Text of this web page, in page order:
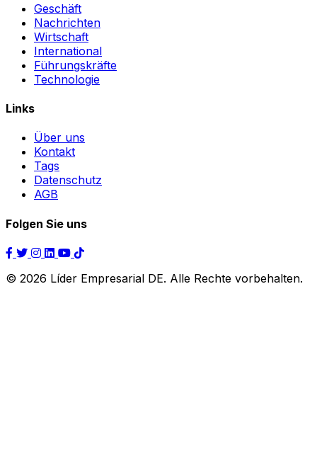
Geschäft
Nachrichten
Wirtschaft
International
Führungskräfte
Technologie
Links
Über uns
Kontakt
Tags
Datenschutz
AGB
Folgen Sie uns
© 2026 Líder Empresarial DE. Alle Rechte vorbehalten.